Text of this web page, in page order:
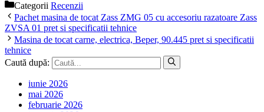
Categorii Recenzii
Pachet masina de tocat Zass ZMG 05 cu accesoriu razatoare Zass
ZVSA 01 pret si specificatii tehnice
Masina de tocat carne, electrica, Beper, 90.445 pret si specificatii
tehnice
Caută după:
iunie 2026
mai 2026
februarie 2026